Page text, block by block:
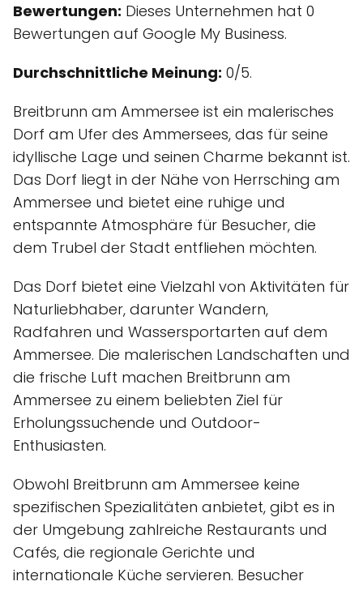
Bewertungen: Dieses Unternehmen hat 0
Bewertungen auf Google My Business.
Durchschnittliche Meinung: 0/5.
Breitbrunn am Ammersee ist ein malerisches
Dorf am Ufer des Ammersees, das für seine
idyllische Lage und seinen Charme bekannt ist.
Das Dorf liegt in der Nähe von Herrsching am
Ammersee und bietet eine ruhige und
entspannte Atmosphäre für Besucher, die
dem Trubel der Stadt entfliehen möchten.
Das Dorf bietet eine Vielzahl von Aktivitäten für
Naturliebhaber, darunter Wandern,
Radfahren und Wassersportarten auf dem
Ammersee. Die malerischen Landschaften und
die frische Luft machen Breitbrunn am
Ammersee zu einem beliebten Ziel für
Erholungssuchende und Outdoor-
Enthusiasten.
Obwohl Breitbrunn am Ammersee keine
spezifischen Spezialitäten anbietet, gibt es in
der Umgebung zahlreiche Restaurants und
Cafés, die regionale Gerichte und
internationale Küche servieren. Besucher